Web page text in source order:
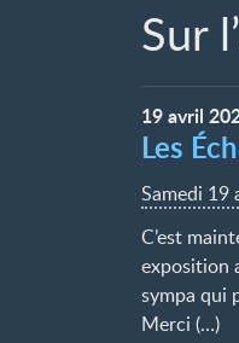
Sur
19avril
Les
Samedi 19
C’est
exposition
sympa qui
Merci (…)